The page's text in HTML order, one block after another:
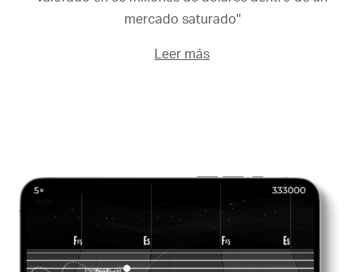
mercado saturado"
Leer más